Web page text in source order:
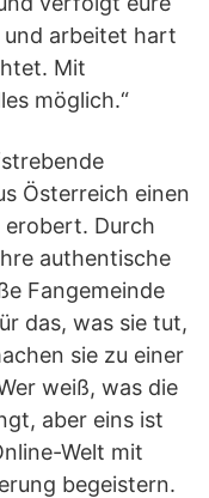
und arbeitet hart
Mit
möglich.“
Österreich einen
erobert. Durch
authentische
Fangemeinde
das, was sie tut,
sie zu einer
weiß, was die
aber eins ist
Welt mit
begeistern.